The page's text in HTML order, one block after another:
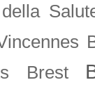
Brest